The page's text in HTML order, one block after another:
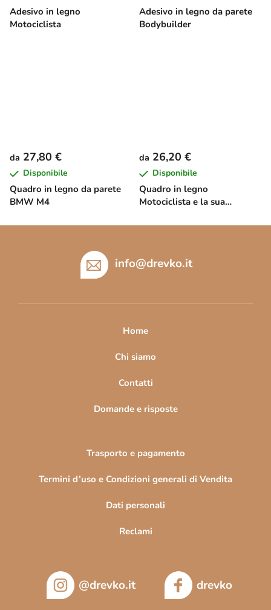
Adesivo in legno
Motociclista
Adesivo in legno da parete
Bodybuilder
Quadro in legno da parete
BMW M4
da 27,80 €
Disponibile
Quadro in legno
Motociclista e la sua
da 26,20 €
Disponibile
info@drevko.it
Home
Chi siamo
Contatti
Domande e risposte
Trasporto e pagamento
Termini d’uso e Condizioni generali di Vendita
Dati personali
Reclami
@drevko.it drevko